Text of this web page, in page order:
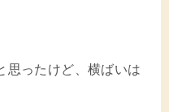
思ったけど、横ばいは